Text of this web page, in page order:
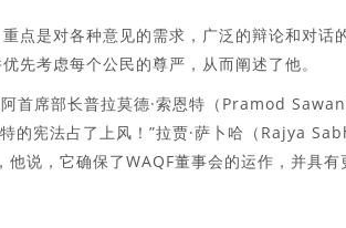
点是对各种意见的需求，广泛的辩论和对话
先考虑每个公民的尊严，从而阐述了他。
首席部长普拉莫德·索恩特（Pramod
的宪法占了上风！”拉贾·萨卜哈（Rajya
说，它确保了WAQF董事会的运作，并具